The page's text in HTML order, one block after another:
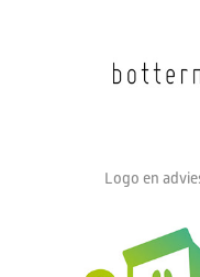
Logo en